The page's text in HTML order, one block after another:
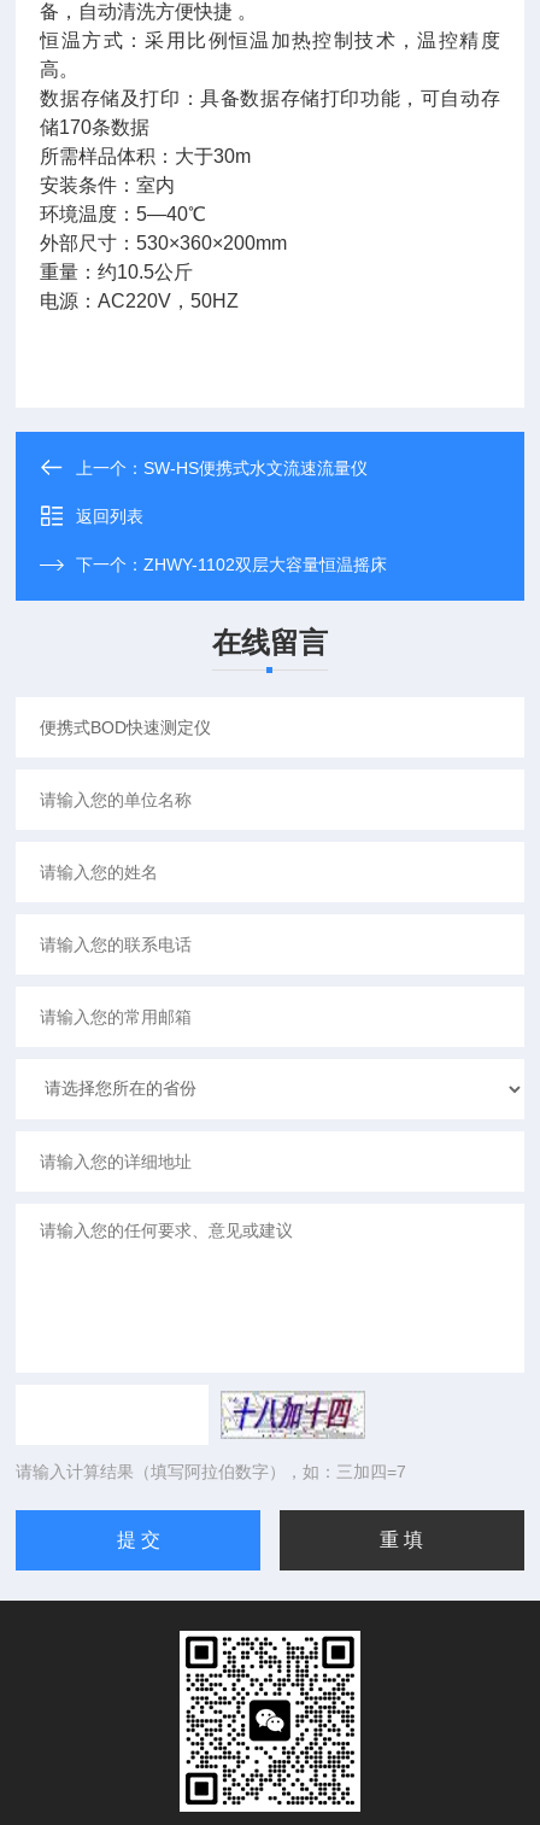
备，自动清洗方便快捷 。
恒温方式：采用比例恒温加热控制技术，温控精度
高。
数据存储及打印：具备数据存储打印功能，可自动存
储170条数据
所需样品体积：大于30m
安装条件：室内
环境温度：5—40℃
外部尺寸：530×360×200mm
重量：约10.5公斤
电源：AC220V，50HZ
上一个：SW-HS便携式水文流速流量仪
返回列表
下一个：ZHWY-1102双层大容量恒温摇床
在线留言
请输入计算结果（填写阿拉伯数字），如：三加四=7